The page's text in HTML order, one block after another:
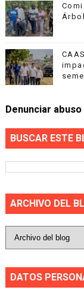
Denunciar abuso
BUSCAR ESTE
ARCHIVO DEL
DATOS